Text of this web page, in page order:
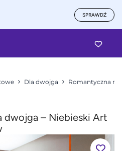
SPRAWDŹ
Dla dwojga Romantyczna
dwojga – Niebieski Art